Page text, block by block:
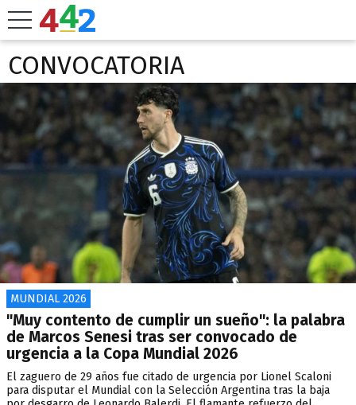
CONVOCATORIA
MUNDIAL 2026
"Muy contento de cumplir un sueño": la palabra
de Marcos Senesi tras ser convocado de
urgencia a la Copa Mundial 2026
El zaguero de 29 años fue citado de urgencia por Lionel Scaloni
para disputar el Mundial con la Selección Argentina tras la baja